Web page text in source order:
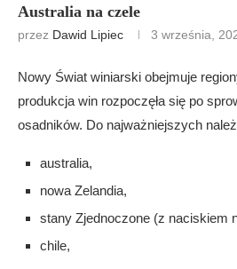
Australia na czele
przez Dawid Lipiec 3 września,
Nowy Świat winiarski obejmuje
produkcja win rozpoczęła się po
osadników. Do najważniejszych
australia,
nowa Zelandia,
stany Zjednoczone (z naciskiem
chile,